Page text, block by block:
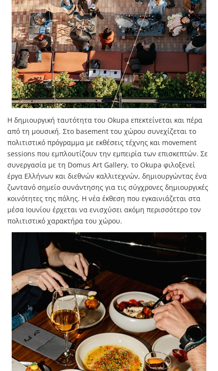
Η δημιουργική ταυτότητα του Okupa επεκτείνεται και πέρα
από τη μουσική. Στο basement του χώρου συνεχίζεται το
πολιτιστικό πρόγραμμα με εκθέσεις τέχνης και movement
sessions που εμπλουτίζουν την εμπειρία των επισκεπτών. Σε
συνεργασία με τη Domus Art Gallery, το Okupa φιλοξενεί
έργα Ελλήνων και διεθνών καλλιτεχνών, δημιουργώντας ένα
ζωντανό σημείο συνάντησης για τις σύγχρονες δημιουργικές
κοινότητες της πόλης. Η νέα έκθεση που εγκαινιάζεται στα
μέσα Ιουνίου έρχεται να ενισχύσει ακόμη περισσότερο τον
πολιτιστικό χαρακτήρα του χώρου.